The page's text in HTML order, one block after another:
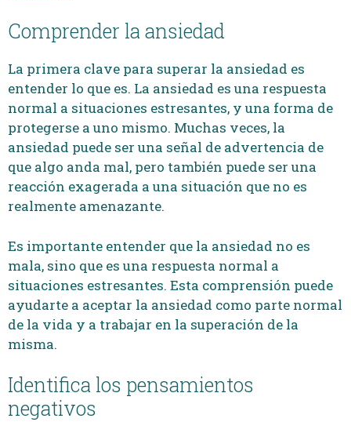
Comprender la ansiedad
La primera clave para superar la ansiedad es
entender lo que es. La ansiedad es una respuesta
normal a situaciones estresantes, y una forma de
protegerse a uno mismo. Muchas veces, la
ansiedad puede ser una señal de advertencia de
que algo anda mal, pero también puede ser una
reacción exagerada a una situación que no es
realmente amenazante.
Es importante entender que la ansiedad no es
mala, sino que es una respuesta normal a
situaciones estresantes. Esta comprensión puede
ayudarte a aceptar la ansiedad como parte normal
de la vida y a trabajar en la superación de la
misma.
Identifica los pensamientos
negativos